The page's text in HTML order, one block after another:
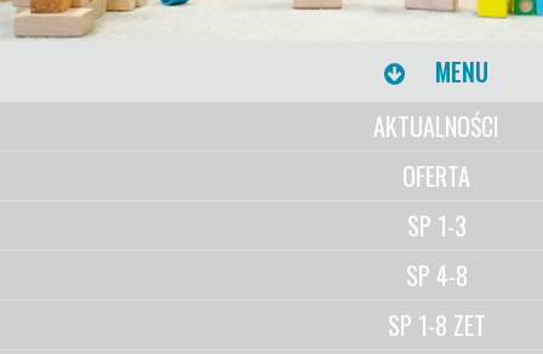
MENU
AKTUALNOŚCI
OFERTA
SP 1-3
SP 4-8
SP 1-8 ZET